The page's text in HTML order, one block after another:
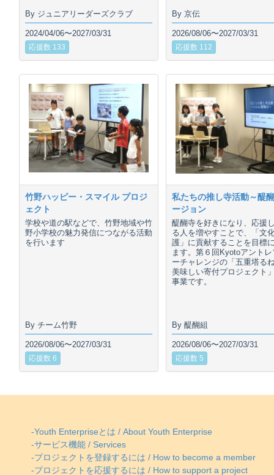
By ジュニアリーダーズクラブ
2024/04/06〜2027/03/31
応援数 133
By 京伝
2026/08/06〜2027/03/31
応援数 112
竹野ハッピー・スマイル プロジ
ェクト
学校や道の駅などで、竹野地域や竹
野小学校の魅力発信につながる活動
を行います
By チーム竹野
2026/08/06〜2027/03/31
応援数 6
私たちの推し寺活動～醍
ージョン
醍醐寺を好きになり、応援
る人を増やすことで、「文
護」に貢献することを目標
ます。第６回Kyotoアント
ーチャレンジの「五重塔る
美味しい寄付プロジェクト
事業です。
By 醍醐組
2026/08/06〜2027/03/31
応援数 5
-Youth Enterpriseとは / About Youth Enterprise
-サービス機能 / Services
-プロジェクトを登録するには / How to become a member
-プロジェクトを応援するには / How to support a project